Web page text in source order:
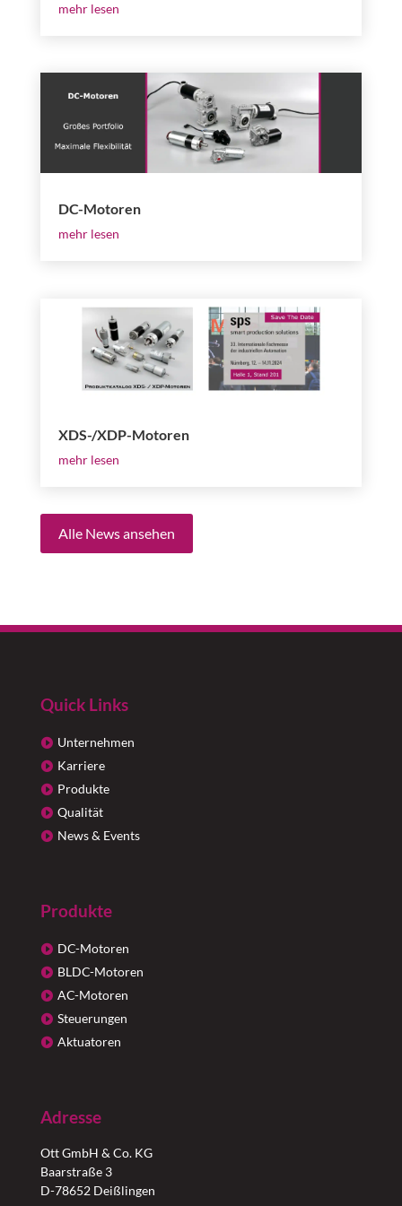
mehr lesen
DC-Motoren
mehr lesen
XDS-/XDP-Motoren
mehr lesen
Alle News ansehen
Quick Links
Unternehmen
Karriere
Produkte
Qualität
News & Events
Produkte
DC-Motoren
BLDC-Motoren
AC-Motoren
Steuerungen
Aktuatoren
Adresse
Ott GmbH & Co. KG
Baarstraße 3
D-78652 Deißlingen